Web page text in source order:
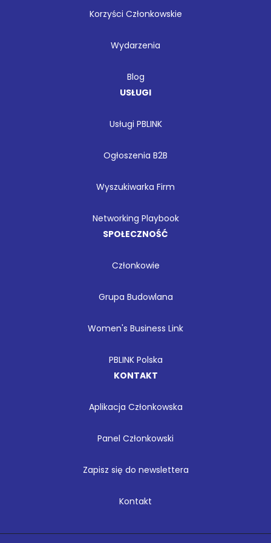
Korzyści Członkowskie
Wydarzenia
Blog
USŁUGI
Usługi PBLINK
Ogłoszenia B2B
Wyszukiwarka Firm
Networking Playbook
SPOŁECZNOŚĆ
Członkowie
Grupa Budowlana
Women's Business Link
PBLINK Polska
KONTAKT
Aplikacja Członkowska
Panel Członkowski
Zapisz się do newslettera
Kontakt